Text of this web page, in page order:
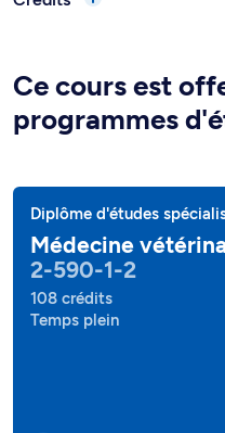
Ce cours est
programmes
Diplôme d'études
Médecine
2-590-1-2
108 crédits
Temps plein